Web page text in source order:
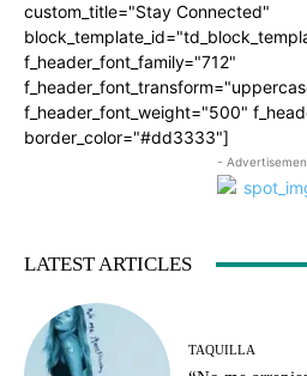
custom_title="Stay Connected"
f_header_font_family="712"
f_header_font_weight="500"
border_color="#dd3333"]
-
LATEST ARTICLES
TAQUILLA